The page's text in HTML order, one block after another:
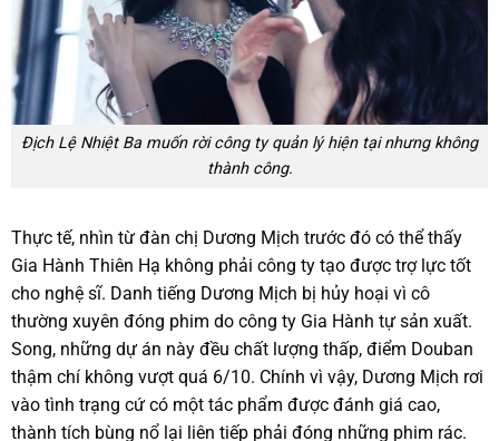
Địch Lệ Nhiệt Ba muốn rời công ty quản lý hiện tại nhưng không
thành công.
Thực tế, nhìn từ đàn chị Dương Mịch trước đó có thể thấy
Gia Hành Thiên Hạ không phải công ty tạo được trợ lực tốt
cho nghệ sĩ. Danh tiếng Dương Mịch bị hủy hoại vì cô
thường xuyên đóng phim do công ty Gia Hành tự sản xuất.
Song, những dự án này đều chất lượng thấp, điểm Douban
thậm chí không vượt quá 6/10. Chính vì vậy, Dương Mịch rơi
vào tình trạng cứ có một tác phẩm được đánh giá cao,
thành tích bùng nổ lại liên tiếp phải đóng những phim rác.